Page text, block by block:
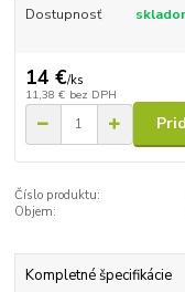
Dostupnosť
14 €/ks
11,38 € bez DPH
Číslo produktu:
Objem:
Kompletné špecifikácie